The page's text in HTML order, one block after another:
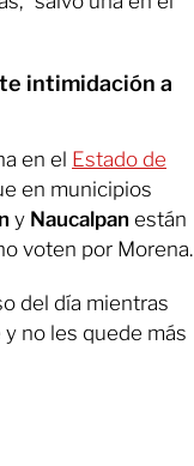
intimidación a
en el Estado de
en municipios
y Naucalpan están
voten por Morena.
del día mientras
no les quede más